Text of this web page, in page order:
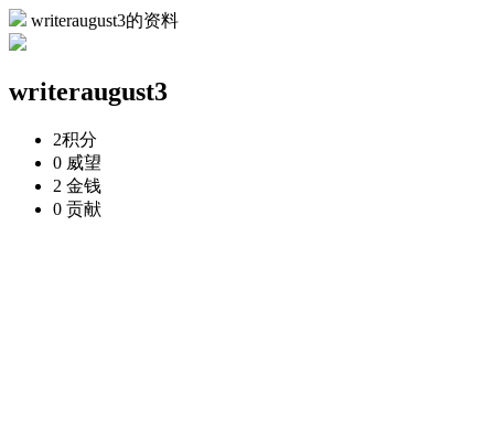
writeraugust3的资料
writeraugust3
2积分
0 威望
2 金钱
0 贡献